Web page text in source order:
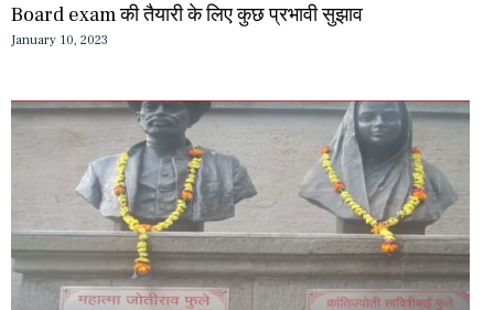
Board exam की तैयारी के लिए कुछ प्रभावी सुझाव
January 10, 2023